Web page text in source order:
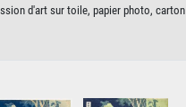
d'art sur toile, papier photo, carton